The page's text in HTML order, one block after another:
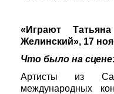
«Играют
Желинский», 17
Что было на
Артисты из
международных